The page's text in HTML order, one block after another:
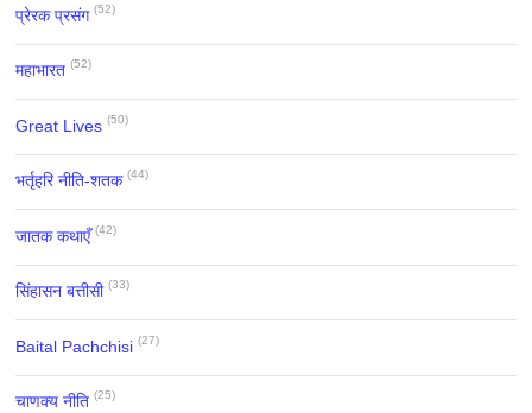
प्रेरक प्रसंग (52)
महाभारत (52)
Great Lives (50)
भर्तृहरि नीति-शतक (44)
जातक कथाएँ (42)
सिंहासन बत्तीसी (33)
Baital Pachchisi (27)
चाणक्य नीति (25)